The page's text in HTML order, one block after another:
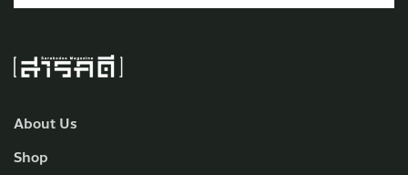
About Us
Shop